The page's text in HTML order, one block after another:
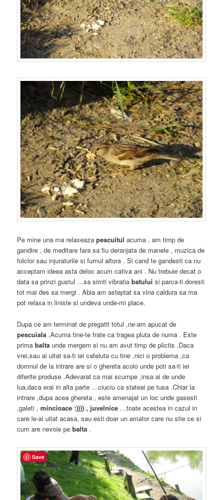
Pe mine una ma relaxeazapescuitul acuma , am timp de
gandire , de meditare fara sa fiu deranjata de manele , muzica de
folclor sau injuraturile si fumul altora . Si cand te gandesti ca nu
acceptam ideea asta deloc acum cativa ani . Nu trebuie decat o
data sa prinzi gustul …sa simti vibratiabatului si parca-ti doresti
tot mai des sa mergi . Abia am asteptat sa vina caldura sa ma
pot relaxa in liniste si undeva unde-mi place.
Dupa ce am terminat de pregatit totul ,ne-am apucat de
pescuiala .Acuma tine-te frate ca tragea pluta de numa . Este
primabalta unde mergem si nu am avut timp de plictis .Daca
vrei,sau ai uitat sa-ti iei cafeluta cu tine ,nici o problema ,ca
domnul de la intrare are si o ghereta acolo unde poti sa-ti iei
diferite produse .Adevarat ca mai scumpe ,insa ai de unde
lua,daca erai in alta parte …ciuciu ca stateai pe tusa .Chiar la
intrare ,dupa acea ghereta , este amenajat un loc unde gasesti
,galeti ,mincioace :)))) , juvelnice …toate acestea in cazul in
care le-ai uitat acasa, sau esti doar un amator care nu stie ce si
cum are nevoie pe balta .
Save